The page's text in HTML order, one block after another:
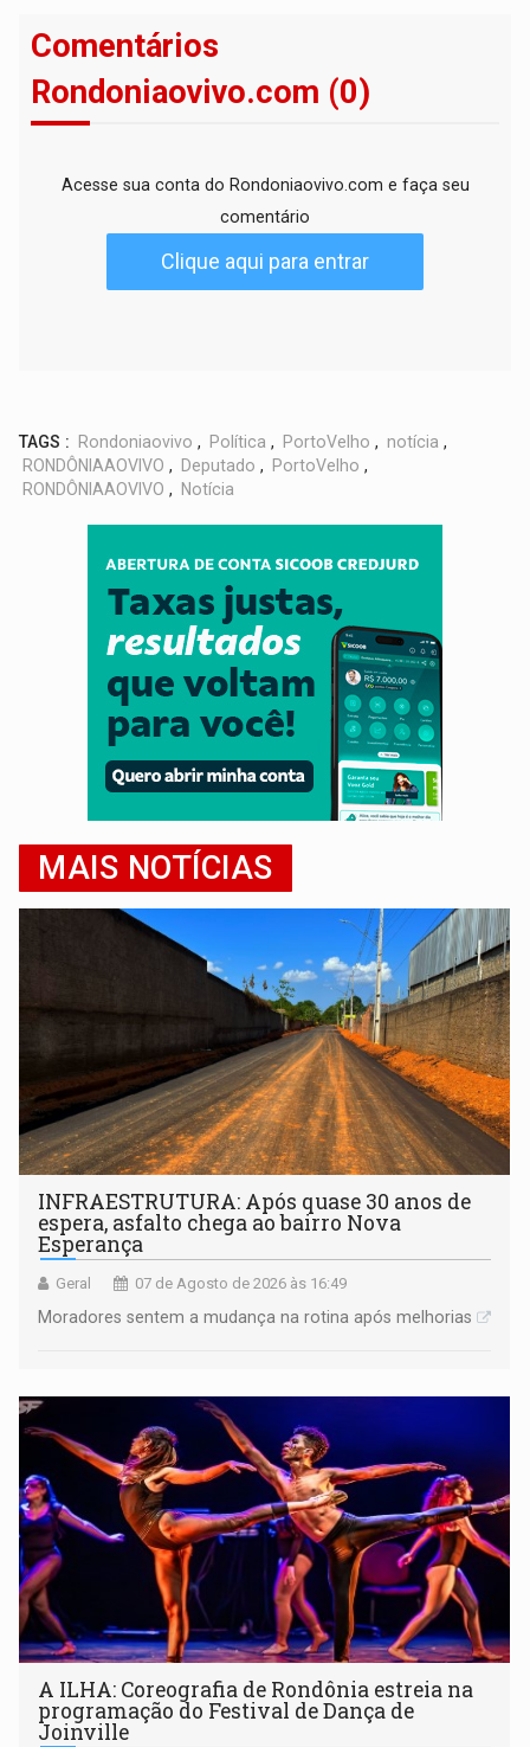
Comentários
Rondoniaovivo.com (0)
Acesse sua conta do Rondoniaovivo.com e faça seu
comentário
Clique aqui para entrar
TAGS : Rondoniaovivo , Política , PortoVelho , notícia ,
RONDÔNIAAOVIVO , Deputado , PortoVelho ,
RONDÔNIAAOVIVO , Notícia
MAIS NOTÍCIAS
INFRAESTRUTURA: Após quase 30 anos de
espera, asfalto chega ao bairro Nova
Esperança
Geral 07 de Agosto de 2026 às 16:49
Moradores sentem a mudança na rotina após melhorias
A ILHA: Coreografia de Rondônia estreia na
programação do Festival de Dança de
Joinville